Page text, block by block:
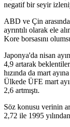
negatif bir seyir
ABD ve Çin
ayrıntılı olarak ele
Kore borsasını
Japonya'da nisan
4,9 artarak
hızında da mart
Ülkede ÜFE mart
2,6 artmıştı.
Söz konusu verinin
2,72 ile 1995